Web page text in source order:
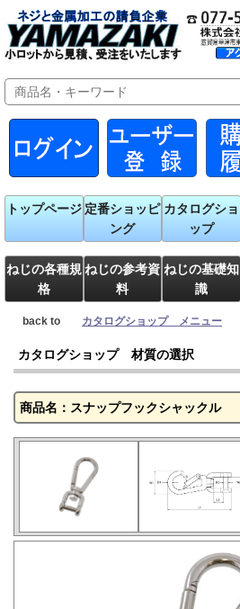
トップページ 定番ショッピ
ング
カタログショ
ップ
ねじの各種規
格
ねじの参考資
料
ねじの基礎知
識
back to カタログショップ メニュー
カタログショップ 材質の選択
商品名：スナップフックシャックル